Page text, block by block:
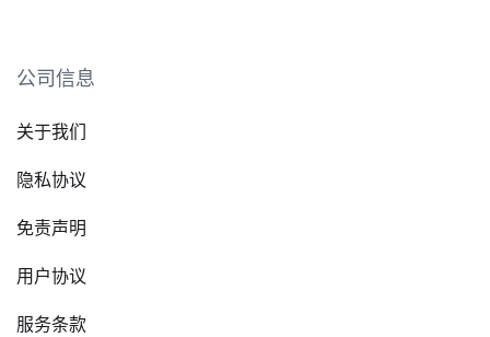
公司信息
关于我们
隐私协议
免责声明
用户协议
服务条款